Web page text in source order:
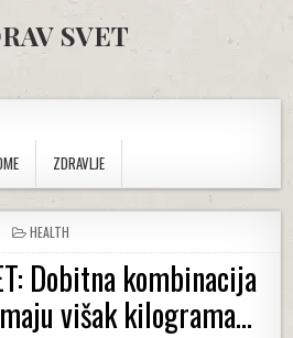
SVET
ZDRAVLJE
POSTED IN
HEALTH
Dobitna kombinacija
višak kilograma…